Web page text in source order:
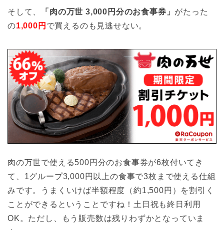
そして、 「肉の万世 3,000円分のお食事券」 がたった
の1,000円 で買えるのも見逃せない。
肉の万世で使える500円分のお食事券が6枚付いてき
て、1グループ3,000円以上の食事で3枚まで使える仕組
みです。うまくいけば半額程度（約1,500円）を割引く
ことができるということですね！土日祝も終日利用
OK。ただし、もう販売数は残りわずかとなっていま